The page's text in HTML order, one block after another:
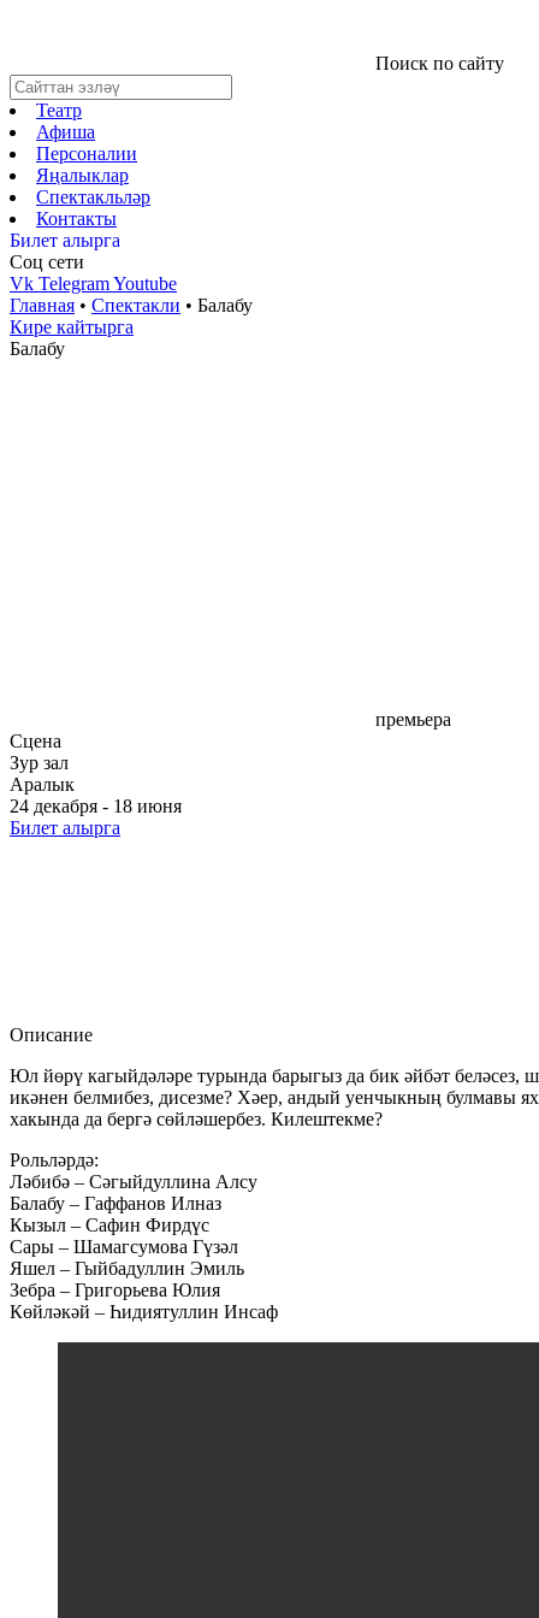
Поиск по сайту
Театр
Афиша
Персоналии
Яңалыклар
Спектакльләр
Контакты
Билет алырга
Соц cети
Vk TelegramYoutube
Главная • Спектакли • Балабу
Кире кайтырга
Балабу
премьера
Сцена
Зур зал
Аралык
24 декабря - 18 июня
Билет алырга
Описание
Юл йөрү кагыйдәләре турында барыгыз да бик әйбәт
икәнен белмибез, дисезме? Хәер, андый уенчыкның булмавы
хакында да бергә сөйләшербез. Килештекме?
Рольләрдә:
Ләбибә – Сәгыйдуллина Алсу
Балабу – Гаффанов Илназ
Кызыл – Сафин Фирдүс
Сары – Шамагсумова Гүзәл
Яшел – Гыйбадуллин Эмиль
Зебра – Григорьева Юлия
Көйләкәй – Һидиятуллин Инсаф